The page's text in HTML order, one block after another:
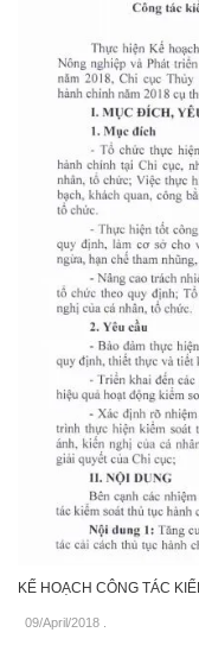
KẾ HOẠCH CÔNG TÁC
09/April/2018